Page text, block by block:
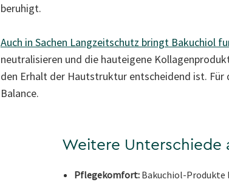
beruhigt.
Auch in Sachen Langzeitschutz bringt Bakuchiol
neutralisieren und die hauteigene
den Erhalt der Hautstruktur entscheidend ist.
Balance.
Weitere Unterschiede
Pflegekomfort:Bakuchiol-Produkte